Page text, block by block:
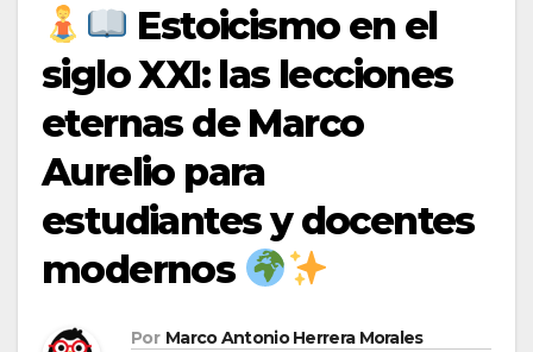
Estoicismo en el
siglo XXI: las lecciones
eternas de Marco
Aurelio para
estudiantes y docentes
modernos
Por Marco Antonio Herrera Morales